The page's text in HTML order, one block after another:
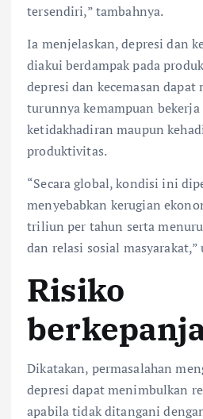
tersendiri,” tambahnya.
Ia menjelaskan, depresi dan
diakui berdampak pada
depresi dan kecemasan dapat
turunnya kemampuan
ketidakhadiran maupun
produktivitas.
“Secara global, kondisi ini
menyebabkan kerugian
triliun per tahun serta
dan relasi sosial
Risiko
Dikatakan, permasalahan
depresi dapat menimbulkan
apabila tidak ditangani